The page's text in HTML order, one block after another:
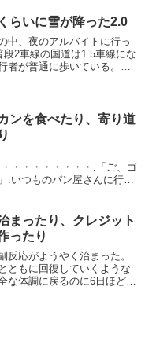
する。歩行者がいないかび
最徐行...
らいに雪が降った2.0
中、夜のアルバイトに行っ
段2車線の国道は1.5車線にな
者が普通に歩いている。も
が...
ンを食べたり、寄り道
・・・・・・・・.「ご、ゴ
.いつものパン屋さんに行く
コンカンが入っているよう
、スパイスがピリリと効い
まったり、クレジット
ったり
反応がようやく治まった。..
ともに回復していくような
な体調に戻るのに6日ほどか